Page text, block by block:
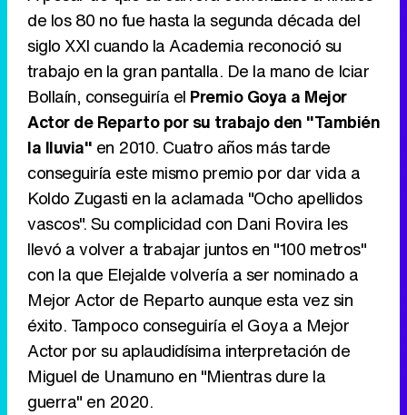
de los 80 no fue hasta la segunda década del
siglo XXI cuando la Academia reconoció su
trabajo en la gran pantalla. De la mano de Iciar
Bollaín, conseguiría el Premio Goya a Mejor
Actor de Reparto por su trabajo den "También
la lluvia" en 2010. Cuatro años más tarde
conseguiría este mismo premio por dar vida a
Koldo Zugasti en la aclamada "Ocho apellidos
vascos". Su complicidad con Dani Rovira les
llevó a volver a trabajar juntos en "100 metros"
con la que Elejalde volvería a ser nominado a
Mejor Actor de Reparto aunque esta vez sin
éxito. Tampoco conseguiría el Goya a Mejor
Actor por su aplaudidísima interpretación de
Miguel de Unamuno en "Mientras dure la
guerra" en 2020.